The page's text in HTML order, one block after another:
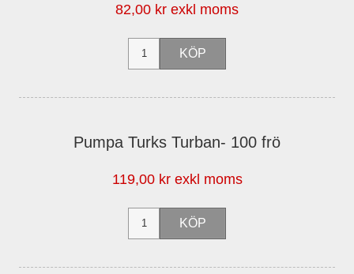
82,00 kr exkl moms
Pumpa Turks Turban- 100 frö
119,00 kr exkl moms